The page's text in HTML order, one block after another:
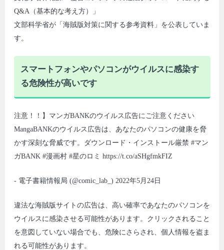
Q&A（基本的な考え方）」
文部科学省が「海賊版対策に関する参考資料」を公表していま
す。
スマートフォンやパソコンがウイルスに感染す
る危険性が高いです
注意！！】マンガBANKのウイルス広告にご注意ください
MangaBANKのウイルス広告は、あなたのパソコンの健康を脅
かす深刻な脅威です。ダウンロード・インストール厳禁 #マン
ガBANK #漫画村 #星のロミ https://t.co/aSHgfmkFIZ
- 電子書籍情報局 (@comic_lab_) 2022年5月24日
違法な海賊版サイトの広告は、高い確率であなたのパソコンを
ウイルスに感染させる可能性があります。クリックされること
を意図していない場合でも、危険にさらされ、個人情報を盗ま
れる可能性があります。